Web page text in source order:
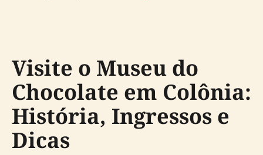
Visite o Museu do
Chocolate em Colônia:
História, Ingressos e
Dicas